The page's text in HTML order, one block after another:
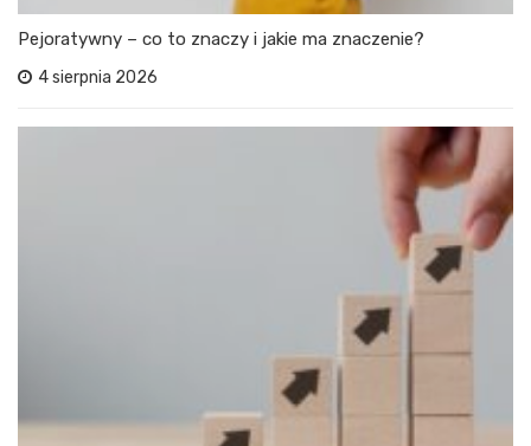
Pejoratywny – co to znaczy i jakie ma znaczenie?
4 sierpnia 2026